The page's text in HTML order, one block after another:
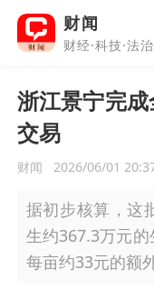
财闻
财经·科技·法治
浙江景宁完
交易
财闻 2026/06/01
据初步核算，这
生约367.3万元
每亩约33元的额